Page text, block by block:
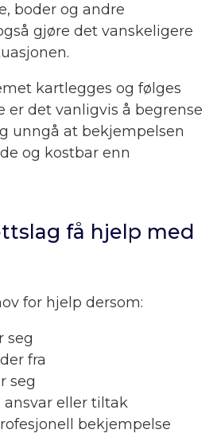
boder og andre
gjøre det vanskeligere
kartlegges og følges
er det vanligvis å begrense
unngå at bekjempelsen
og kostbar enn
få hjelp med
for hjelp dersom:
seg
fra
seg
ansvar eller tiltak
bekjempelse